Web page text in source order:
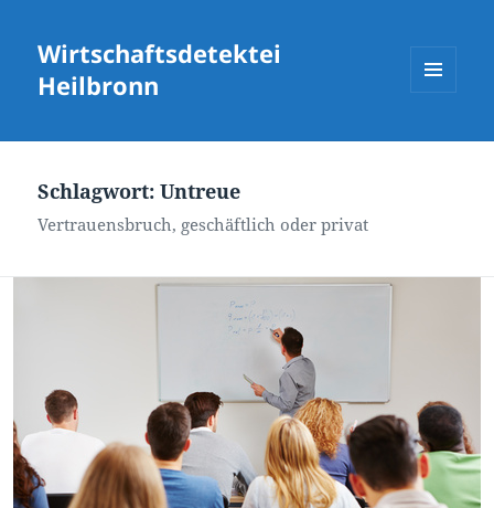
Wirtschaftsdetektei
Heilbronn
WIDGETS
Schlagwort:Untreue
Vertrauensbruch, geschäftlich oder privat